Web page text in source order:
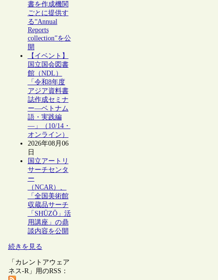
書を作成機関
ごとに提供す
る“Annual
Reports
collection”を公
開
【イベント】
国立国会図書
館（NDL）
「令和8年度
アジア資料書
誌作成セミナ
ー―ベトナム
語・実践編
―」（10/14・
オンライン）
2026年08月06
日
国立アートリ
サーチセンタ
ー
（NCAR）、
「全国美術館
収蔵品サーチ
「SHŪZŌ」活
用講座」の鼎
談内容を公開
続きを見る
「カレントアウェア
ネス-R」用のRSS：